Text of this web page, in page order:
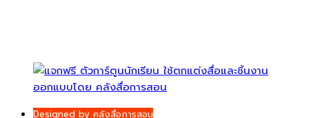
Designed by คลังสื่อการสอน